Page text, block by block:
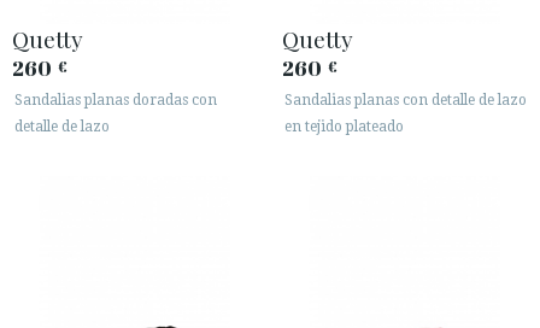
Quetty
260 €
Sandalias planas doradas con
detalle de lazo
Quetty
260 €
Sandalias planas con detalle de lazo
en tejido plateado